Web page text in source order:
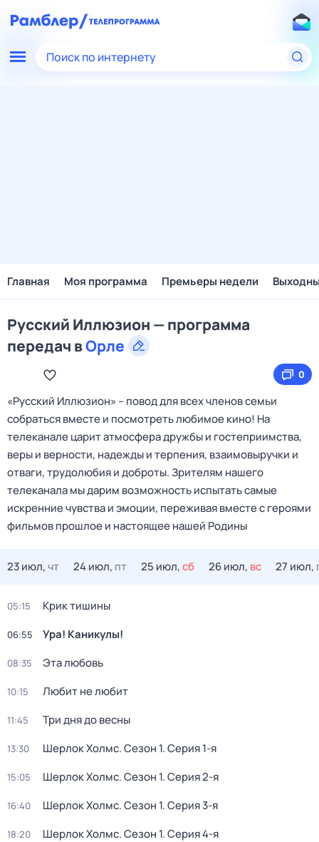
Поиск по интернету
Главная Моя программа Премьеры недели
Русский Иллюзион — программа
передач вОрле
0
«Русский Иллюзион» – повод для всех членов семьи
собраться вместе и посмотреть любимое кино! На
телеканале царит атмосфера дружбы и гостеприимства,
веры и верности, надежды и терпения, взаимовыручки и
отваги, трудолюбия и доброты. Зрителям нашего
телеканала мы дарим возможность испытать самые
искренние чувства и эмоции, переживая вместе с героями
фильмов прошлое и настоящее нашей Родины
23 июл,чт 24 июл, пт 25 июл,сб 26 июл, вс 27 июл,
05:15 Крик тишины
06:55 Ура! Каникулы!
08:35 Эта любовь
10:15 Любит не любит
11:45 Три дня до весны
13:30 Шерлок Холмс. Сезон 1. Серия 1-я
15:05 Шерлок Холмс. Сезон 1. Серия 2-я
16:40 Шерлок Холмс. Сезон 1. Серия 3-я
18:20 Шерлок Холмс. Сезон 1. Серия 4-я